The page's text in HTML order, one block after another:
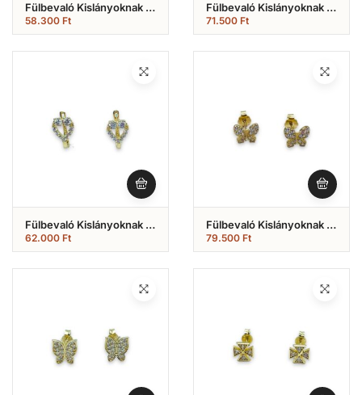
Fülbevaló Kislányoknak ,
Virágos Francia Záras
Modell (Nr.63)
58.300 Ft
Fülbevaló Kislányoknak ,
Szíves Francia Záras
Modell ( Nr.62)
71.500 Ft
Fülbevaló Kislányoknak ,
Szív Formájú Francia
Záras Modell ( Nr.61)
62.000 Ft
Fülbevaló Kislányoknak ,
Köves Pillangós Modell
(Nr.60)
79.500 Ft